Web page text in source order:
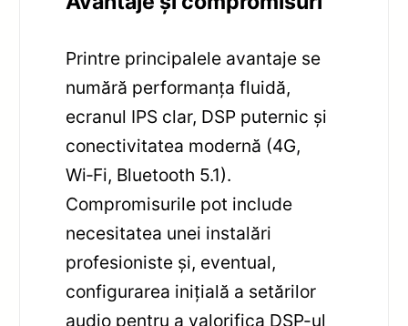
Printre principalele avantaje se
numără performanța fluidă,
ecranul IPS clar, DSP puternic și
conectivitatea modernă (4G,
Wi‑Fi, Bluetooth 5.1).
Compromisurile pot include
necesitatea unei instalări
profesioniste şi, eventual,
configurarea inițială a setărilor
audio pentru a valorifica DSP-ul